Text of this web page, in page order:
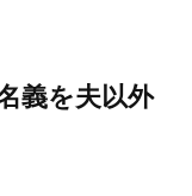
義を夫以外